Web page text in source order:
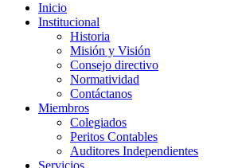
Inicio
Institucional
Historia
Misión y Visión
Consejo directivo
Normatividad
Contáctanos
Miembros
Colegiados
Peritos Contables
Auditores Independientes
Servicios